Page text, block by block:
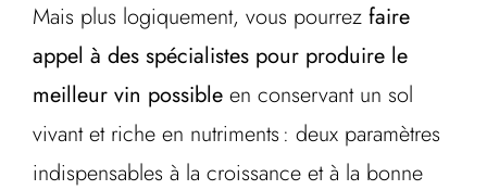
Mais plus logiquement, vous pourrez faire
appel à des spécialistes pour produire le
meilleur vin possible en conservant un sol
vivant et riche en nutriments : deux paramètres
indispensables à la croissance et à la bonne